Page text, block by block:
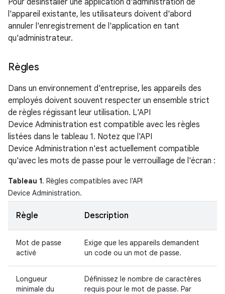
Pour désinstaller une application d'administration de
l'appareil existante, les utilisateurs doivent d'abord
annuler l'enregistrement de l'application en tant
qu'administrateur.
Règles
Dans un environnement d'entreprise, les appareils des
employés doivent souvent respecter un ensemble strict
de règles régissant leur utilisation. L'API
Device Administration est compatible avec les règles
listées dans le tableau 1. Notez que l'API
Device Administration n'est actuellement compatible
qu'avec les mots de passe pour le verrouillage de l'écran :
Tableau 1. Règles compatibles avec l'API
Device Administration.
Règle Description
Mot de passe
activé
Exige que les appareils demandent
un code ou un mot de passe.
Longueur
minimale du
Définissez le nombre de caractères
requis pour le mot de passe. Par